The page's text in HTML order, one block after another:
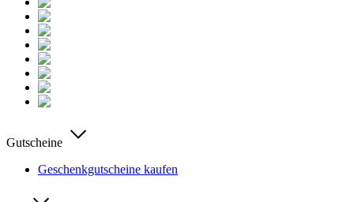
Gutscheine
Geschenkgutscheine kaufen